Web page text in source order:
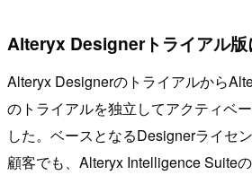
Alteryx Designerトライアル版
Alteryx Designerのトライアルから
のトライアルを独立してアクティベ
した。ベースとなるDesignerライセ
顧客でも、Alteryx Intelligence Suiteの